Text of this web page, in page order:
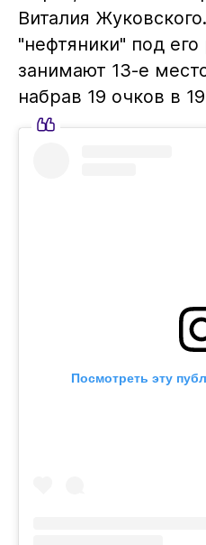
Виталия
"нефтяники" под
занимают 13-е
набрав 19 очков в
Посмотреть эту